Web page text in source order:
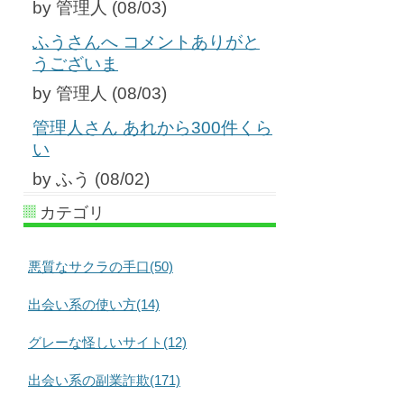
by 管理人 (08/03)
ふうさんへ コメントありがと
うございま
by 管理人 (08/03)
管理人さん あれから300件くら
い
by ふう (08/02)
カテゴリ
悪質なサクラの手口(50)
出会い系の使い方(14)
グレーな怪しいサイト(12)
出会い系の副業詐欺(171)